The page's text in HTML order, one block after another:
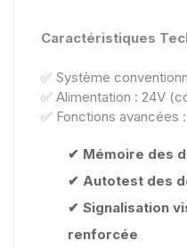
Caractéristiques
✅ Système
✅ Alimentation : 24V
✅ Fonctions avancées :
✔ Mémoire des
✔ Autotest des
✔ Signalisation
renforcée